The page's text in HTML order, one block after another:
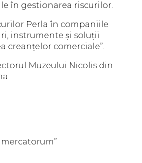
în gestionarea riscurilor.
Perla în companiile
instrumente și soluții
creanțelor comerciale”.
Muzeului Nicolis din